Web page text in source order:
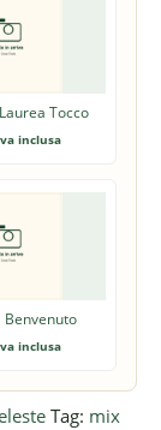
Tocco
inclusa
inclusa
Tag: mix